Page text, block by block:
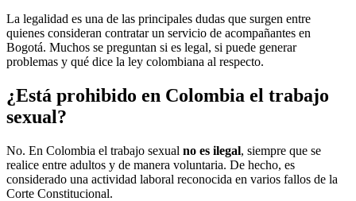
La legalidad es una de las principales dudas que surgen entre
quienes consideran contratar un servicio de acompañantes en
Bogotá. Muchos se preguntan si es legal, si puede generar
problemas y qué dice la ley colombiana al respecto.
¿Está prohibido en Colombia el trabajo
sexual?
No. En Colombia el trabajo sexual no es ilegal, siempre que se
realice entre adultos y de manera voluntaria. De hecho, es
considerado una actividad laboral reconocida en varios fallos de la
Corte Constitucional.